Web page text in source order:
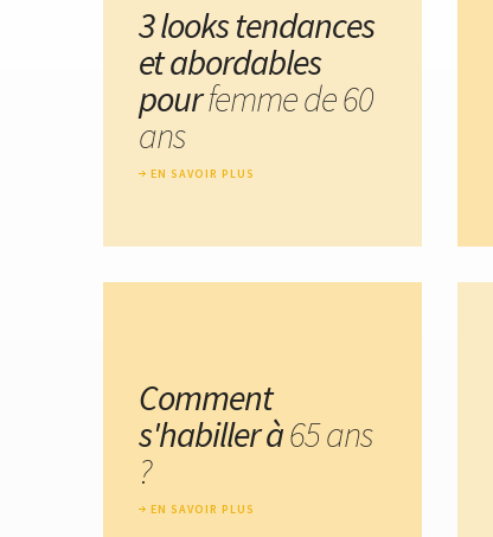
3 looks tendances
et abordables
pourfemme de 60
ans
EN SAVOIR PLUS
Comment
s'habiller à65 ans
?
EN SAVOIR PLUS